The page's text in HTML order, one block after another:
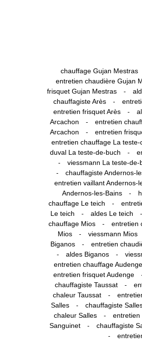
chauffage Gujan Mestras
entretien chaudière Gujan
frisquet Gujan Mestras
-
chauffagiste Arès -
entretien frisquet Arès -
Arcachon
- entretien
Arcachon
- entretien
entretien chauffage La teste-
duval La teste-de-buch
-
- viessmann La teste-de-
- chauffagiste Andernos-
entretien vaillant Andernos-
Andernos-les-Bains
-
chauffage Le teich
-
Le teich
- aldes Le teich -
chauffage Mios
- entretien
Mios
- viessmann Mios
Biganos
- entretien
- aldes Biganos -
entretien chauffage Audenge
entretien frisquet Audenge
chauffagiste Taussat -
chaleur Taussat
-
Salles
- chauffagiste
chaleur Salles
- entretien
Sanguinet
- chauffagiste
-